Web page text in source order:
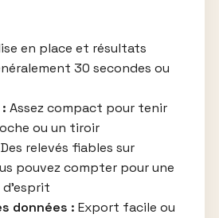
en place et résultats
30 secondes ou
Assez compact pour tenir
ou un tiroir
Des relevés fiables sur
pouvez compter pour une
données : Export facile ou